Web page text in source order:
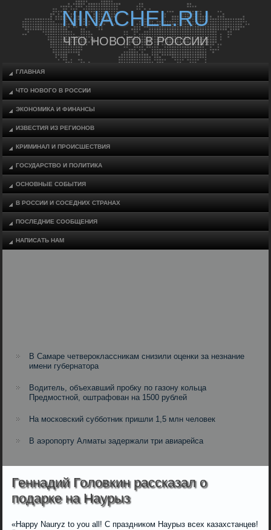
NINACHEL.RU
ЧТО НОВОГО В РОССИИ
ГЛАВНАЯ
ЧТО НОВОГО В РОССИИ
ЭКОНОМИКА И ФИНАНСЫ
ИЗВЕСТИЯ ИЗ РЕГИОНОВ
КРИМИНАЛ И ПРОИСШЕСТВИЯ
ГОСУДАРСТВО И ПОЛИТИКА
ОСНОВНЫЕ СОБЫТИЯ
В РОССИИ И СОСЕДНИХ СТРАНАХ
ПОСЛЕДНИЕ СООБЩЕНИЯ
НАПИСАТЬ НАМ
В Самаре четвероклассникам снизили оценки за незнание
имени губернатора
Водитель, объехавший пробку по газону кольца
Предмостной, оштрафован на 1500 рублей
На московский субботник пришли 1,5 млн человек
В аэропорту Алматы задержали три авиарейса
Геннадий Головкин рассказал о
подарке на Наурыз
«Happy Nauryz to you all! С праздником Наурыз всех казахстанцев!